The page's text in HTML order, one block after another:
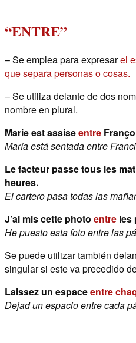
“ENTRE”
– Se emplea para expresarel
que separa personas o cosas.
– Se utiliza delante de dos
nombre en plural.
Marie est assiseentre
María está sentada entre
Le facteur passe tous les
heures.
El cartero pasa todas las
J’ai mis cette photo entre les
He puesto esta foto entre las
Se puede utilizar también
singular si este va precedido
Laissez un espaceentre
Dejad un espacio entre cada